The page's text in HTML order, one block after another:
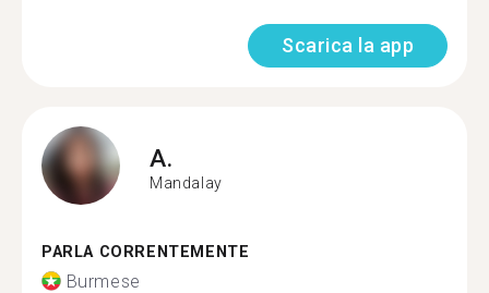
Scarica la app
A.
Mandalay
PARLA CORRENTEMENTE
Burmese